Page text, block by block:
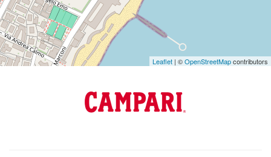
Leaflet | ©OpenStreetMapcontributors